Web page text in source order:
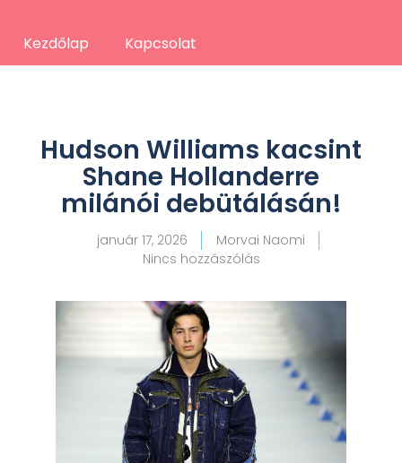
Kezdőlap Kapcsolat
Hudson Williams kacsint
Shane Hollanderre
milánói debütálásán!
január 17, 2026
Morvai Naomi
Nincs hozzászólás